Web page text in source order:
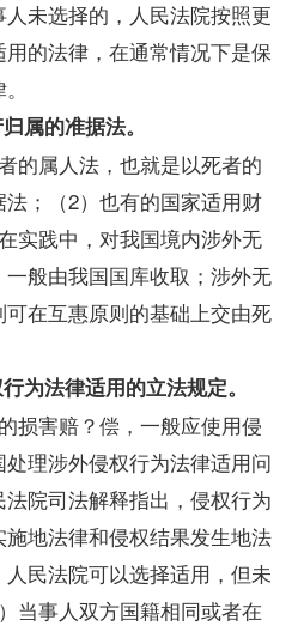
未选择的，人民法院按照更
的法律，在通常情况下是保
属的准据法。
属人法，也就是以死者的
；（2）也有的国家适用财
实践中，对我国境内涉外无
般由我国国库收取；涉外无
在互惠原则的基础上交由死
为法律适用的立法规定。
害赔？偿，一般应使用侵
理涉外侵权行为法律适用问
院司法解释指出，侵权行为
地法律和侵权结果发生地法
民法院可以选择适用，但未
当事人双方国籍相同或者在